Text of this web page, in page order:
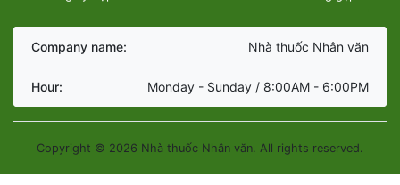
Company name: Nhà thuốc Nhân văn
Hour: Monday - Sunday / 8:00AM - 6:00PM
Copyright © 2026 Nhà thuốc Nhân văn. All rights reserved.